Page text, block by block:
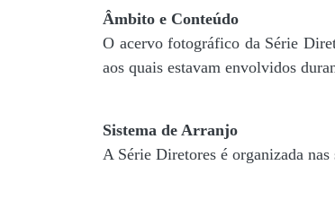
Âmbito e Conteúdo
O acervo fotográfico da Série
aos quais estavam envolvidos
Sistema de Arranjo
A Série Diretores é organizada